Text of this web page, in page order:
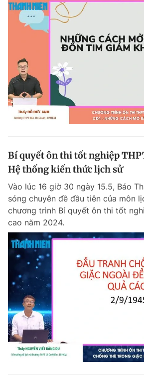
Bí quyết ôn thi tốt nghiệp
Hệ thống kiến thức lịch sử
Vào lúc 16 giờ 30 ngày 15.5, Báo
sóng chuyên đề đầu tiên của môn
chương trình Bí quyết ôn thi tốt
cao năm 2024.